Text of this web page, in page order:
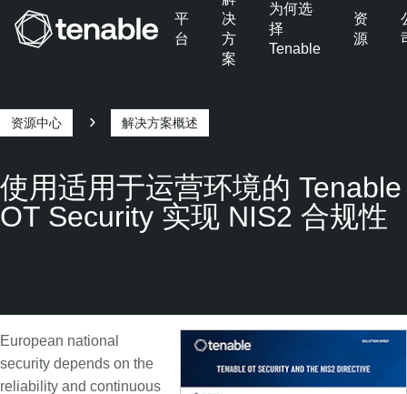
跳转至页脚
平
台
决
方
案
为何选
择
Tenable
资
源
痕
迹
资源中心 解决方案概述
使用适用于运营环境的 Tenable
OT Security 实现 NIS2 合规性
European national
security depends on the
reliability and continuous